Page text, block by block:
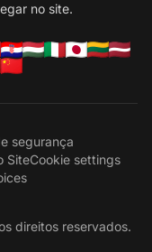
no site.
segurança
SiteCookie settings
direitos reservados.